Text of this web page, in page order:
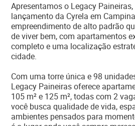
Apresentamos o Legacy
lançamento da Cyrela em
empreendimento de alto padrão
de viver bem, com apartamentos
completo e uma localização
cidade.
Com uma torre única e 98
Legacy Paineiras oferece
105 m² e 125 m², todas com 2
você busca qualidade de vida,
ambientes pensados para